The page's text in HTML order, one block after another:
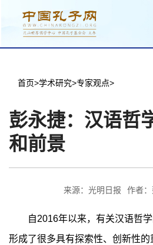
首页>学术研究>专家观点>
彭永捷：汉语哲
和前景
来源：光明日报 作者
自2016年以来，有关汉语哲学
形成了很多具有探索性、创新性